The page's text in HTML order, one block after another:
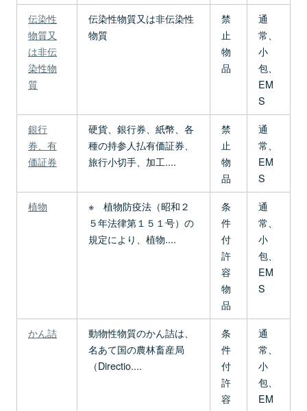
伝染性
物質又
は非伝
染性物
質
伝染性物質又は非伝染性
物質
禁
止
物
品
通
常、
小
包、
EM
S
銀行
券、有
価証券
硬貨、銀行券、紙幣、各
種の持参人払有価証券、
旅行小切手、加工....
禁
止
物
品
通
常、
EM
S
植物
※ 植物防疫法（昭和２
５年法律第１５１号）の
規定により、植物....
条
件
付
許
容
物
品
通
常、
小
包、
EM
S
かん詰
動物性物質のかん詰は、
名あて国の農林畜産局
（Directio....
条
件
付
許
容
通
常、
小
包、
EM